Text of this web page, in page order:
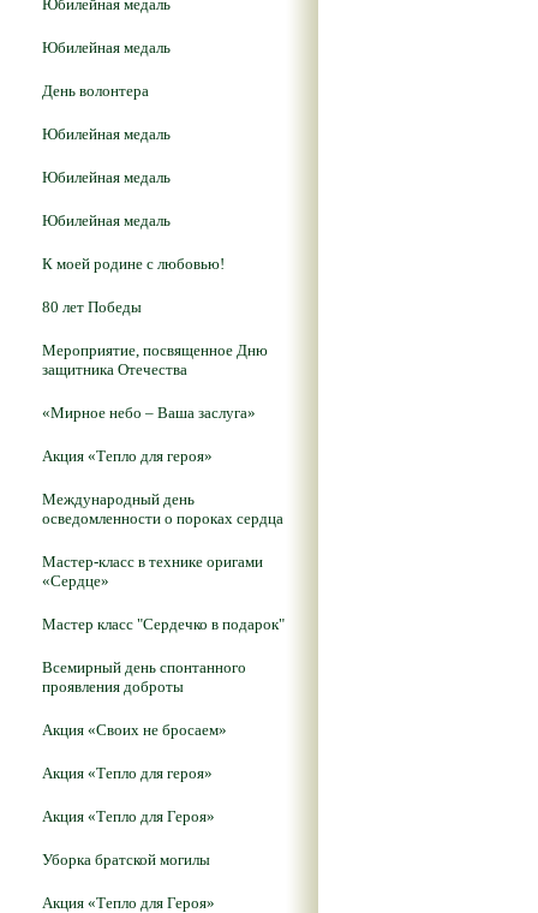
Юбилейная медаль
Юбилейная медаль
День волонтера
Юбилейная медаль
Юбилейная медаль
Юбилейная медаль
К моей родине с любовью!
80 лет Победы
Мероприятие, посвященное Дню
защитника Отечества
«Мирное небо – Ваша заслуга»
Акция «Тепло для героя»
Международный день
осведомленности о пороках сердца
Мастер-класс в технике оригами
«Сердце»
Мастер класс "Сердечко в подарок"
Всемирный день спонтанного
проявления доброты
Акция «Своих не бросаем»
Акция «Тепло для героя»
Акция «Тепло для Героя»
Уборка братской могилы
Акция «Тепло для Героя»